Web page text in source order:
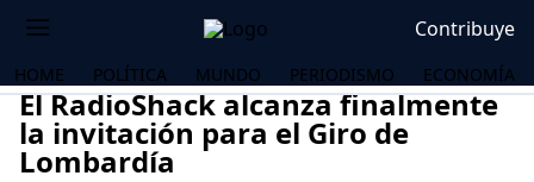
Contribuye
HOME POLÍTICA MUNDO PERIODISMO ECONOMÍA
El RadioShack alcanza finalmente
la invitación para el Giro de
Lombardía